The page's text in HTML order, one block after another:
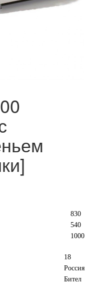
830
540
1000
18
Россия
Бител